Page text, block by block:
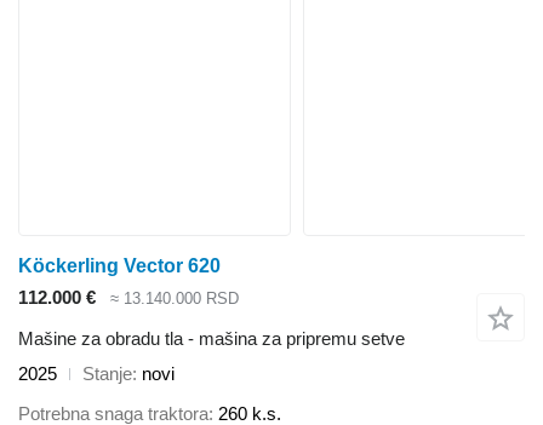
Köckerling Vector 620
112.000 €
≈ 13.140.000 RSD
Mašine za obradu tla - mašina za pripremu setve
2025
Stanje novi
Potrebna snaga traktora 260 k.s.